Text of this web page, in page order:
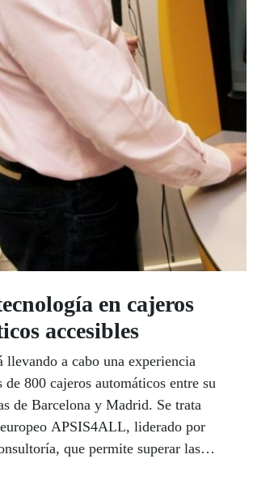
en cajeros
accesibles
llevando a cabo una experiencia
de 800 cajeros automáticos entre su
de Barcelona y Madrid. Se trata
APSIS4ALL, liderado por
que permite superar las